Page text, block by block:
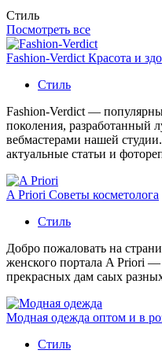
Стиль
Посмотреть все
Fashion-Verdict Красота и
Стиль
Fashion-Verdict —
поколения, разработанный
вебмастерами нашей
актуальные статьи и
A Priori Советы косметолога
Стиль
Добро пожаловать на
женского портала A Priori
прекрасных дам саых
Модная одежда оптом и в
Стиль